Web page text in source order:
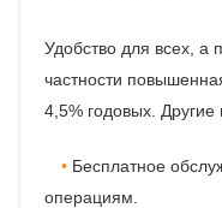
Удобство для всех, а
частности
4,5% годовых.
Бесплатное
операциям.